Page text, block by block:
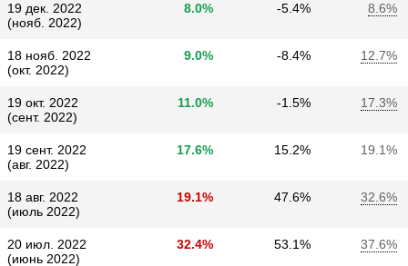
19 дек. 2022
(нояб. 2022)
8.0% -5.4% 8.6%
18 нояб. 2022
(окт. 2022)
9.0% -8.4% 12.7%
19 окт. 2022
(сент. 2022)
11.0% -1.5% 17.3%
19 сент. 2022
(авг. 2022)
17.6% 15.2% 19.1%
18 авг. 2022
(июль 2022)
19.1% 47.6% 32.6%
20 июл. 2022
(июнь 2022)
32.4% 53.1% 37.6%